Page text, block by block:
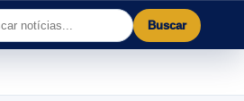
Buscar